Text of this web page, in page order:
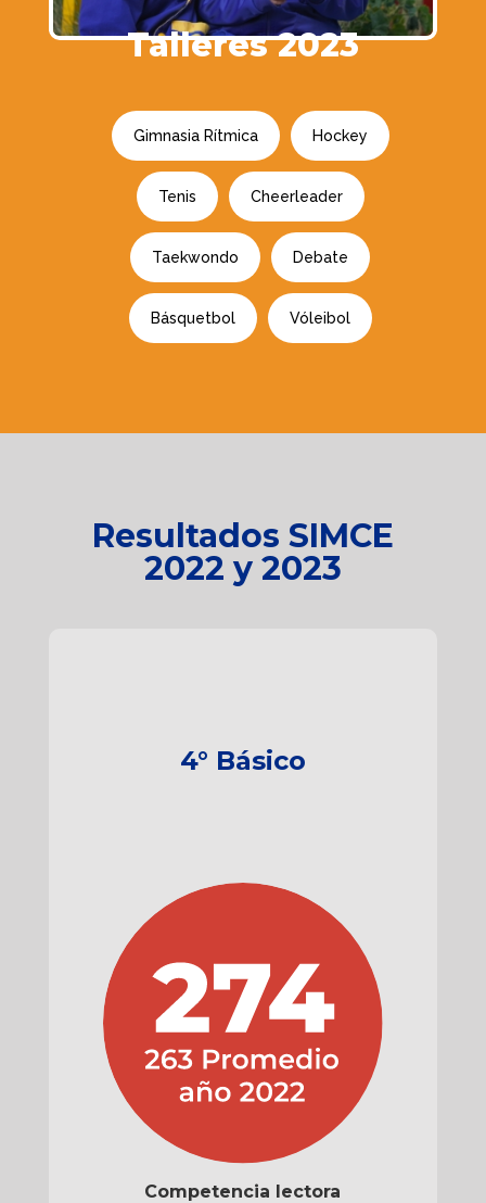
Talleres 2023
Gimnasia Rítmica Hockey
Tenis Cheerleader
Taekwondo Debate
Básquetbol Vóleibol
Resultados SIMCE
2022 y 2023
4° Básico
Competencia lectora